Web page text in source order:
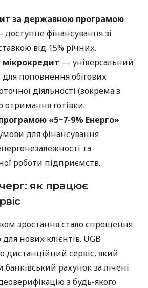
за державною програмою
доступне фінансування зі
від 15% річних.
— універсальний
поповнення обігових
діяльності (зокрема з
отримання готівки.
«5−7-9% Енерго»
для фінансування
та
роботи підприємств.
черг: як працює
зростання стало спрощення
нових клієнтів. UGB
дистанційний сервіс, який
банківський рахунок за лічені
з будь-якого